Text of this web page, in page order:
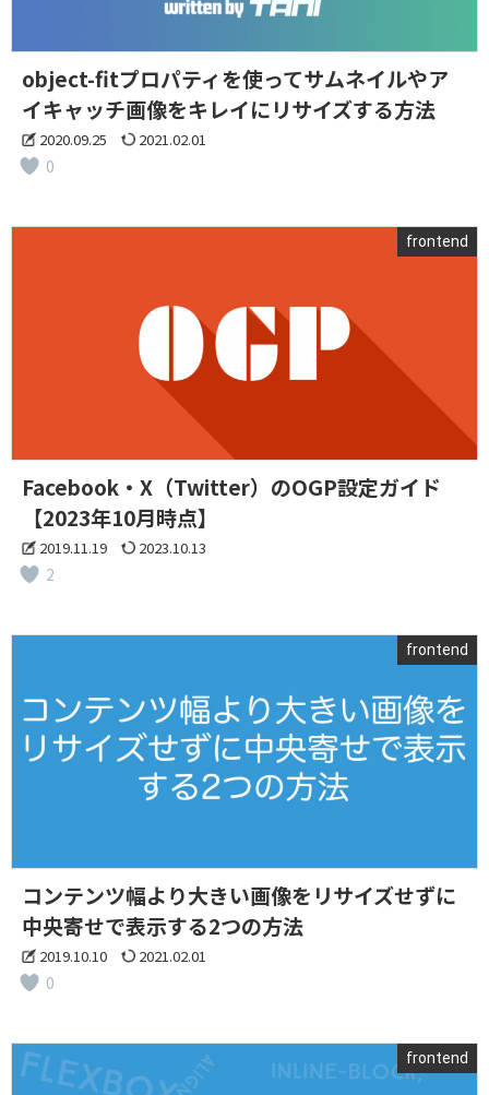
object-fitプロパティを使ってサムネイルやア
イキャッチ画像をキレイにリサイズする方法
2020.09.25 2021.02.01
0
frontend
Facebook・X（Twitter）のOGP設定ガイド
【2023年10月時点】
2019.11.19 2023.10.13
2
frontend
コンテンツ幅より大きい画像をリサイズせずに
中央寄せで表示する2つの方法
2019.10.10 2021.02.01
0
frontend